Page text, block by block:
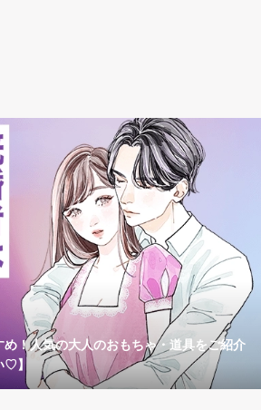
！人気の大人のおもちゃ・道具をご紹介
♡】